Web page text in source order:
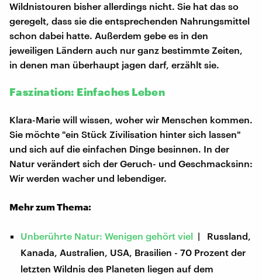
Wildnistouren bisher allerdings nicht. Sie hat das so
geregelt, dass sie die entsprechenden Nahrungsmittel
schon dabei hatte. Außerdem gebe es in den
jeweiligen Ländern auch nur ganz bestimmte Zeiten,
in denen man überhaupt jagen darf, erzählt sie.
Faszination: Einfaches Leben
Klara-Marie will wissen, woher wir Menschen kommen.
Sie möchte "ein Stück Zivilisation hinter sich lassen"
und sich auf die einfachen Dinge besinnen. In der
Natur verändert sich der Geruch- und Geschmacksinn:
Wir werden wacher und lebendiger.
Mehr zum Thema:
Unberührte Natur: Wenigen gehört viel | Russland,
Kanada, Australien, USA, Brasilien - 70 Prozent der
letzten Wildnis des Planeten liegen auf dem